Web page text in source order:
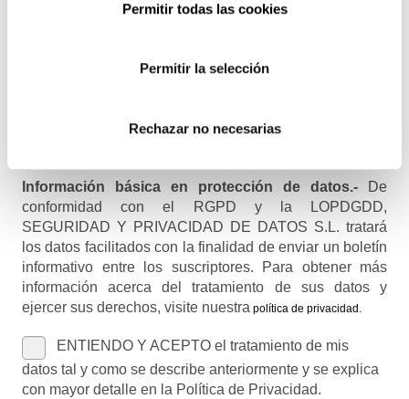
Permitir todas las cookies
Permitir la selección
Rechazar no necesarias
Recibirás un correo para confirmar la suscripción
Información básica en protección de datos.- De
conformidad con el RGPD y la LOPDGDD,
SEGURIDAD Y PRIVACIDAD DE DATOS S.L. tratará
los datos facilitados con la finalidad de enviar un boletín
informativo entre los suscriptores. Para obtener más
información acerca del tratamiento de sus datos y
ejercer sus derechos, visite nuestra política de privacidad .
ENTIENDO Y ACEPTO el tratamiento de mis
datos tal y como se describe anteriormente y se explica
con mayor detalle en la Política de Privacidad.